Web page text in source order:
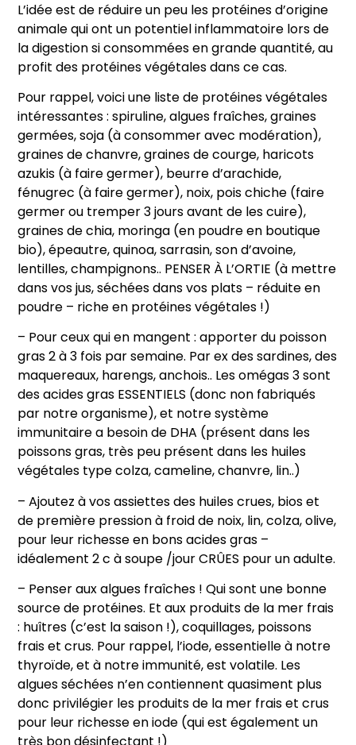
L’idée est de réduire un peu les protéines d’origine
animale qui ont un potentiel inflammatoire lors de
la digestion si consommées en grande quantité, au
profit des protéines végétales dans ce cas.
Pour rappel, voici une liste de protéines végétales
intéressantes : spiruline, algues fraîches, graines
germées, soja (à consommer avec modération),
graines de chanvre, graines de courge, haricots
azukis (à faire germer), beurre d’arachide,
fénugrec (à faire germer), noix, pois chiche (faire
germer ou tremper 3 jours avant de les cuire),
graines de chia, moringa (en poudre en boutique
bio), épeautre, quinoa, sarrasin, son d’avoine,
lentilles, champignons.. PENSER À L’ORTIE (à mettre
dans vos jus, séchées dans vos plats – réduite en
poudre – riche en protéines végétales !)
– Pour ceux qui en mangent : apporter du poisson
gras 2 à 3 fois par semaine. Par ex des sardines, des
maquereaux, harengs, anchois.. Les omégas 3 sont
des acides gras ESSENTIELS (donc non fabriqués
par notre organisme), et notre système
immunitaire a besoin de DHA (présent dans les
poissons gras, très peu présent dans les huiles
végétales type colza, cameline, chanvre, lin..)
– Ajoutez à vos assiettes des huiles crues, bios et
de première pression à froid de noix, lin, colza, olive,
pour leur richesse en bons acides gras –
idéalement 2 c à soupe /jour CRÛES pour un adulte.
– Penser aux algues fraîches ! Qui sont une bonne
source de protéines. Et aux produits de la mer frais
: huîtres (c’est la saison !), coquillages, poissons
frais et crus. Pour rappel, l’iode, essentielle à notre
thyroïde, et à notre immunité, est volatile. Les
algues séchées n’en contiennent quasiment plus
donc privilégier les produits de la mer frais et crus
pour leur richesse en iode (qui est également un